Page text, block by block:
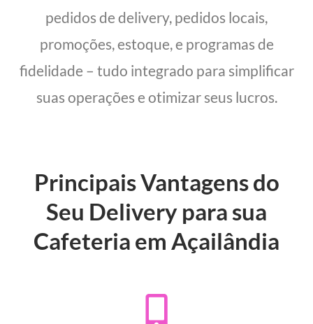
pedidos de delivery, pedidos locais,
promoções, estoque, e programas de
fidelidade – tudo integrado para simplificar
suas operações e otimizar seus lucros.
Principais Vantagens do
Seu Delivery para sua
Cafeteria em Açailândia